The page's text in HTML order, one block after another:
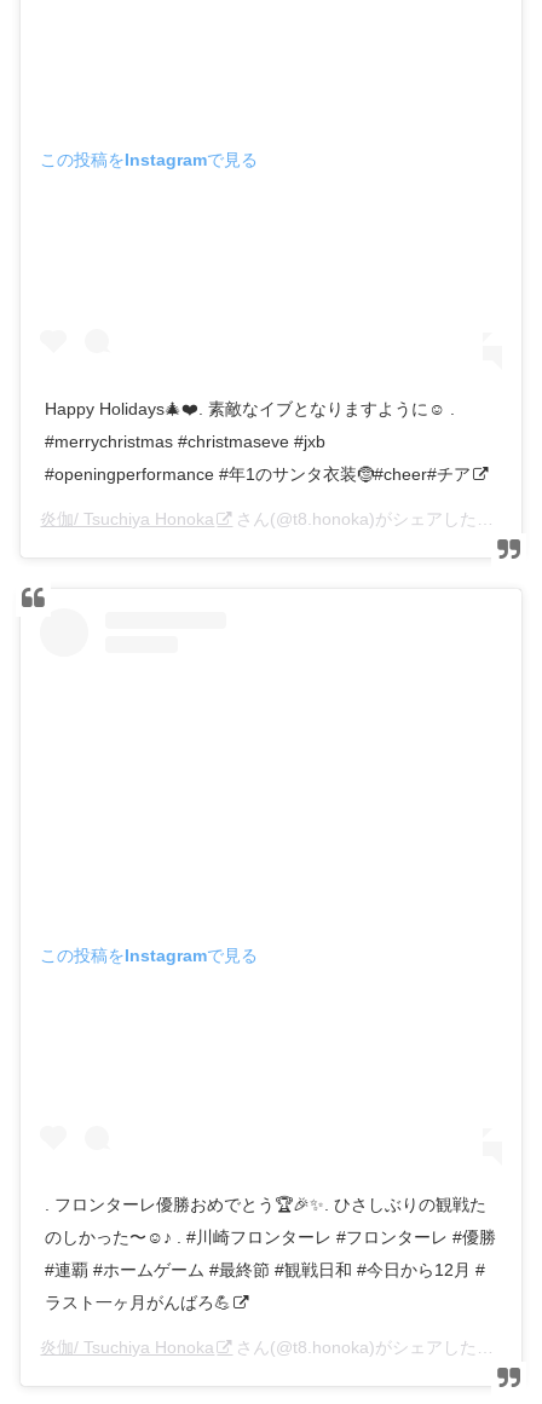
この投稿をInstagramで見る
Happy Holidays🎄❤️. 素敵なイブとなりますように☺️ .
#merrychristmas #christmaseve #jxb
#openingperformance #年1のサンタ衣装🤶#cheer#チア
炎伽/ Tsuchiya Honoka さん(@t8.honoka)がシェアした投稿 –
この投稿をInstagramで見る
. フロンターレ優勝おめでとう🏆🎉✨. ひさしぶりの観戦た
のしかった〜☺️♪ . #川崎フロンターレ #フロンターレ #優勝
#連覇 #ホームゲーム #最終節 #観戦日和 #今日から12月 #
ラスト一ヶ月がんばろ💪
炎伽/ Tsuchiya Honoka さん(@t8.honoka)がシェアした投稿 –